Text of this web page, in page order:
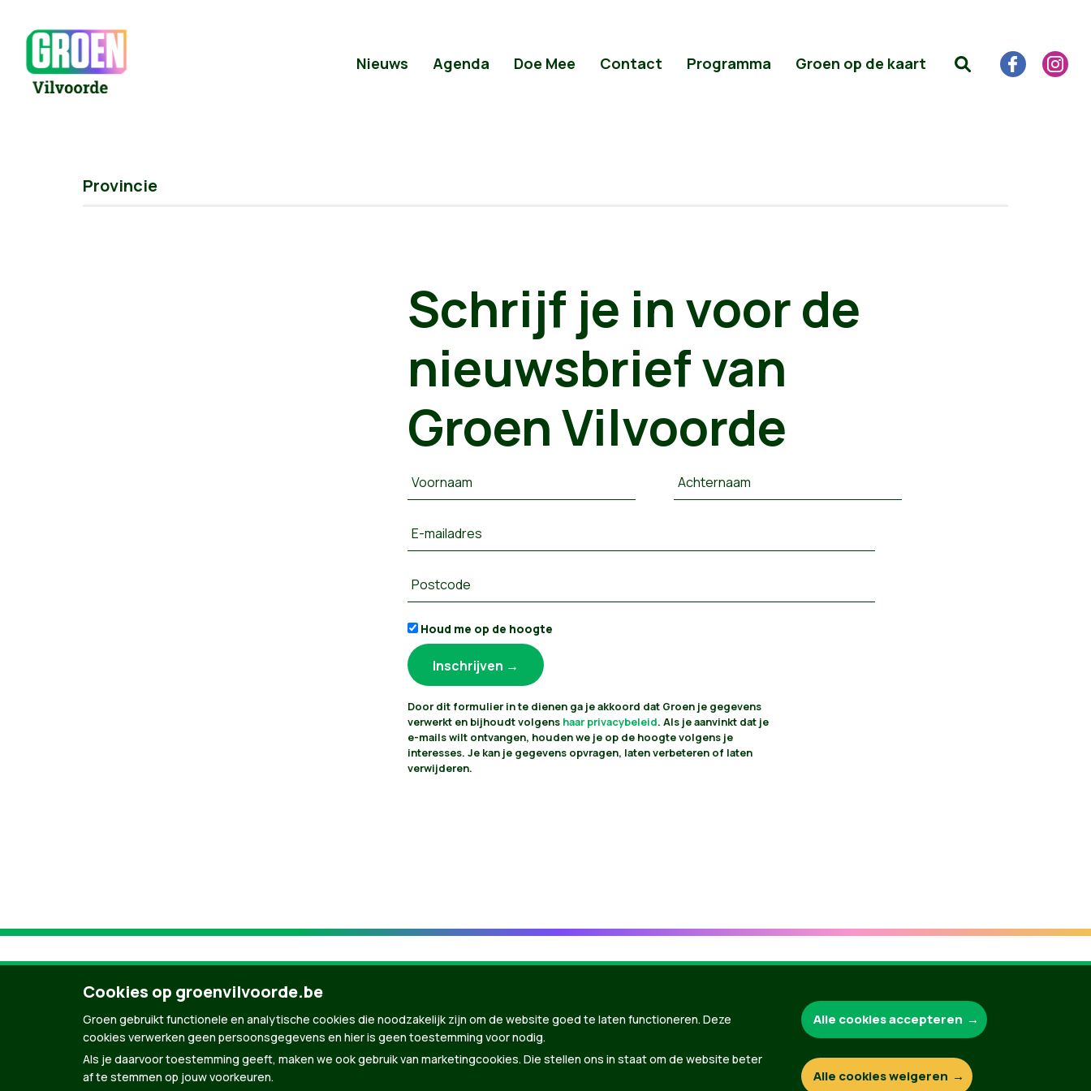
Nieuws Agenda Doe Mee Contact Programma Groen op de kaart
Provincie
Schrijf je in voor de
nieuwsbrief van
Groen Vilvoorde
Voornaam Achternaam
E-mailadres
Postcode
Houd me op de hoogte
Door dit formulier in te dienen ga je akkoord dat Groen je gegevens
verwerkt en bijhoudt volgens haar privacybeleid. Als je aanvinkt dat je
e-mails wilt ontvangen, houden we je op de hoogte volgens je
interesses. Je kan je gegevens opvragen, laten verbeteren of laten
verwijderen.
Groen.be
Cookies op groenvilvoorde.be
Groen gebruikt functionele en analytische cookies die noodzakelijk zijn om de website goed te laten functioneren. Deze
cookies verwerken geen persoonsgegevens en hier is geen toestemming voor nodig.
Als je daarvoor toestemming geeft, maken we ook gebruik van marketingcookies. Die stellen ons in staat om de website beter
af te stemmen op jouw voorkeuren.
Alle cookies accepteren
Alle cookies weigeren